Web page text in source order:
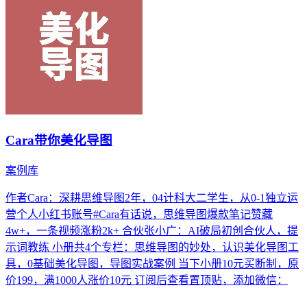
Cara带你美化导图
案例库
作者Cara：深耕思维导图2年，04计科大二学生，从0-1独立运
营个人小红书账号#Cara有话说，思维导图爆款笔记赞藏
4w+，一条视频涨粉2k+ 合伙张小广：AI破局初创合伙人，提
示词教练 小册共4个专栏：思维导图的妙处，认识美化导图工
具，0基础美化导图，导图实战案例 当下小册10元买断制，原
价199，满1000人涨价10元 订阅后查看置顶贴，添加微信：